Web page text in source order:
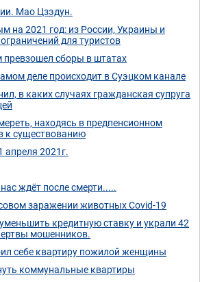
Мао Цзэдун.
на 2021 год: из России, Украины и
для туристов
сборы в штатах
деле происходит в Суэцком канале
в каких случаях гражданская супруга
находясь в предпенсионном
к существованию
апреля 2021г.
ждёт после смерти.....
заражении животных Covid-19
кредитную ставку и украли 42
мошенников.
себе квартиру пожилой женщины
коммунальные квартиры